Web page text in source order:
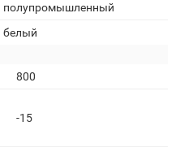
полупромышленный
белый
800
-15